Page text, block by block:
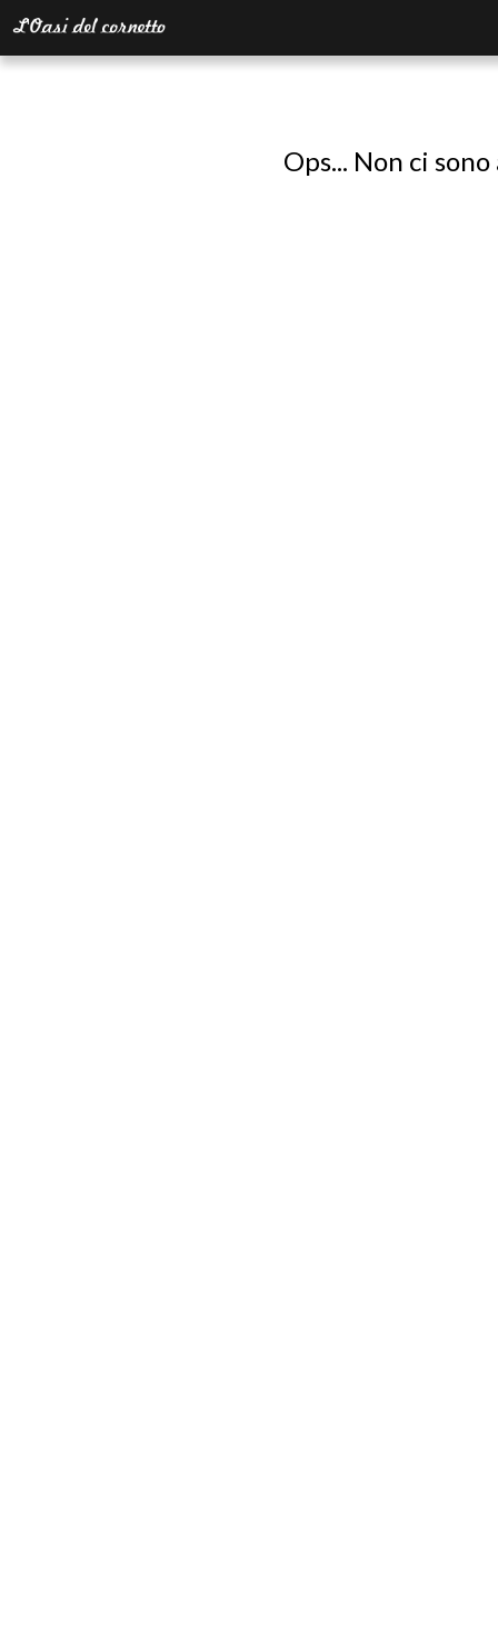
Ops... Non ci